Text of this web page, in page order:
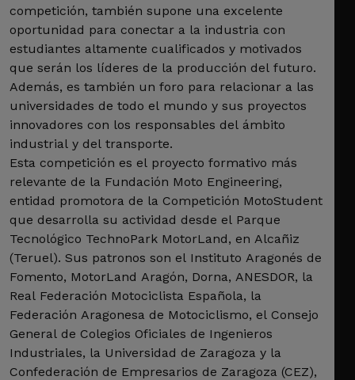
competición, también supone una excelente
oportunidad para conectar a la industria con
estudiantes altamente cualificados y motivados
que serán los líderes de la producción del futuro.
Además, es también un foro para relacionar a las
universidades de todo el mundo y sus proyectos
innovadores con los responsables del ámbito
industrial y del transporte.
Esta competición es el proyecto formativo más
relevante de la Fundación Moto Engineering,
entidad promotora de la Competición MotoStudent
que desarrolla su actividad desde el Parque
Tecnológico TechnoPark MotorLand, en Alcañiz
(Teruel). Sus patronos son el Instituto Aragonés de
Fomento, MotorLand Aragón, Dorna, ANESDOR, la
Real Federación Motociclista Española, la
Federación Aragonesa de Motociclismo, el Consejo
General de Colegios Oficiales de Ingenieros
Industriales, la Universidad de Zaragoza y la
Confederación de Empresarios de Zaragoza (CEZ),